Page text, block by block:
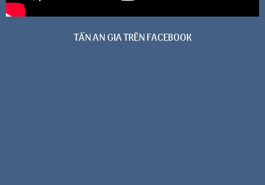
TẤN AN GIA TRÊN FACEBOOK